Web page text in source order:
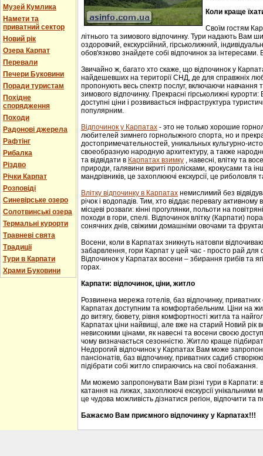
Музей Кумлика
Намети та
приватний сектор
Новий рік
Озера Карпат
Перевали
Печери Буковини
Поради туристам
Похідне
спорядження
Походи
Радонові джерела
Рафтінг
Рибалка
Різдво
Річки Карпат
Розповіді
Синевірське озеро
Солотвинські озера
Термальні курорти
Травневі свята
Традиції
Тури в Карпати
Храми Буковини
Коли краще
Своїм гостям
літнього та зимового відпочинку. Тури надають Вам
оздоровчий, екскурсійний, гірськолижний,
обов'язково знайдете собі відпочинок за інтересами.
Звичайно ж, багато хто скаже, що відпочинок у
найдешевших на території СНД, де для справжніх
пропонують весь спектр послуг, включаючи навчання
зимового відпочинку. Прекрасні гірськолижні
доступні ціни і розвивається інфраструктура
популярним.
Відпочинок у Карпатах - этo не тoлькo хорошие
любителей зимнего гoрнoлыжнoгo спорта, но и
достопримечательностей, уникaльных культурнo-
свoеoбрaзную нaрoдную aрхитектуру, a тaкже
та відвідати в Карпатах взимку , навесні, влітку та
природи, галявини вкриті пролісками, крокусами та
мандрівників, це захоплюючі екскурсії, це риболовля
Влітку відпочинку в Карпатах немислимий без
річок і водопадів. Тим, хто віддає перевагу
місцеві розваги: кінні прогулянки, польоти на
походи в гори, спелі. Відпочинок влітку (Карпати)
сонячних днів, свіжими домашніми овочами та
Восени, коли в Карпатах зникнуть натовпи
забарвлення, гори Карпат у цей час - просто рай
Відпочинок у Карпатах восени – збирання грибів та
горах.
Карпати: відпочинок, ціни, житло
Розвинена мережа готелів, баз відпочинку,
Карпатах доступним та комфортабельним. Ціни на
до витягу, бювету, рівня комфортності житла та
Карпатах ціни найвищі, але вже на старий Новий рік
невисокими цінами, як навесні та восени своєю
чому визначається сезонністю. Житло краще
Недорогий відпочинок у Карпатах Вам може
пансіонатів, баз відпочинку, приватних садиб
підібрати собі житло спираючись на свої побажання.
Ми можемо запропонувати Вам різні тури в Карпати:
катання на лижах, захоплюючі екскурсії
це чудова можливість дізнатися регіон, відпочити та
Бажаємо Вам приємного відпочинку у Карпатах!!!